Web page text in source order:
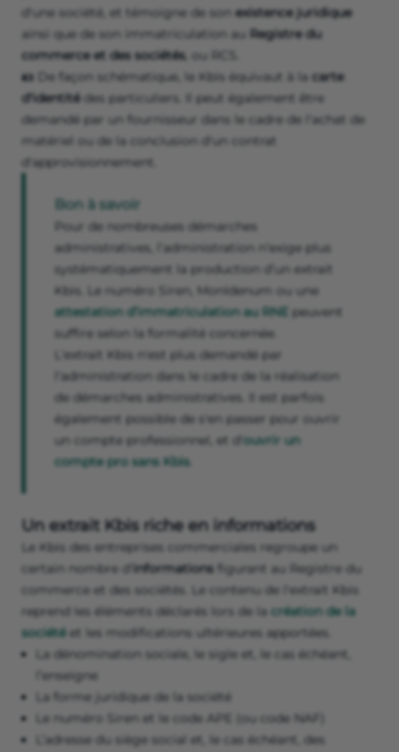
d'une société, et témoigne de son existence juridique
ainsi que de son immatriculation au Registre du
commerce et des sociétés, ou RCS.
🪪 De façon schématique, le Kbis équivaut à la carte
d'identitédes particuliers. Il peut également être
demandé par un fournisseur dans le cadre de l'achat de
matériel ou de la conclusion d'un contrat
d'approvisionnement.
Bon à savoir
Pour de nombreuses démarches
administratives, l’administration n’exige plus
systématiquement la production d’un extrait
Kbis. Le numéro Siren, MonIdenum ou une
attestation d’immatriculation au RNE peuvent
suffire selon la formalité concernée.
L'extrait Kbis n'est plus demandé par
l'administration dans le cadre de la réalisation
de démarches administratives. Il est parfois
également possible de s'en passer pour ouvrir
un compte professionnel, et d' ouvrir un
compte pro sans Kbis.
Un extrait Kbis riche en informations
Le Kbis des entreprises commerciales regroupe un
certain nombre d' informations figurant au Registre du
commerce et des sociétés. Le contenu de l'extrait Kbis
reprend les éléments déclarés lors de la création de la
sociétéet les modifications ultérieures apportées.
La dénomination sociale, le sigle et, le cas échéant,
l’enseigne
La forme juridique de la société
Le numéro Siren et le code APE (ou code NAF)
L’adresse du siège social et, le cas échéant, des